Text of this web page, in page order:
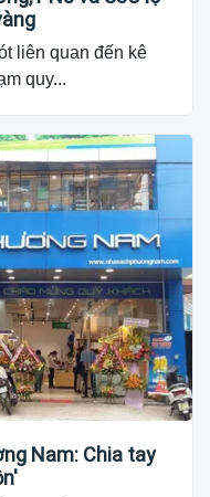
liên quan đến kê
quy...
Nam: Chia tay